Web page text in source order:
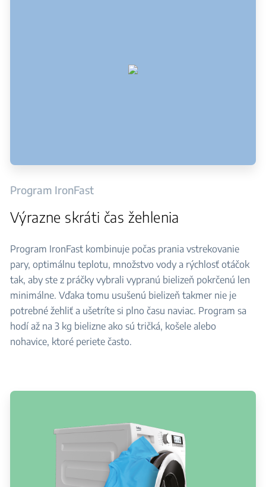
Program IronFast
Výrazne skráti čas žehlenia
Program IronFast kombinuje počas prania vstrekovanie
pary, optimálnu teplotu, množstvo vody a rýchlosť otáčok
tak, aby ste z práčky vybrali vypranú bielizeň pokrčenú len
minimálne. Vďaka tomu usušenú bielizeň takmer nie je
potrebné žehliť a ušetríte si plno času naviac. Program sa
hodí až na 3 kg bielizne ako sú tričká, košele alebo
nohavice, ktoré periete často.